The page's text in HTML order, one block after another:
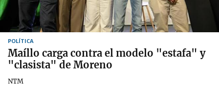
POLÍTICA
Maíllo carga contra el modelo "estafa" y
"clasista" de Moreno
NTM